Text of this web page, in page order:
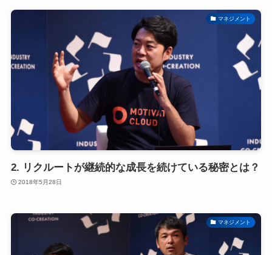
マネジメント
2. リクルートが継続的な成長を続けている秘密とは？
2018年5月28日
マネジメント